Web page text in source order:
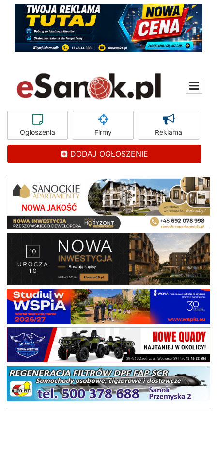
Ogłoszenia Firmy Reklama
DODAJ OGŁOSZENIE